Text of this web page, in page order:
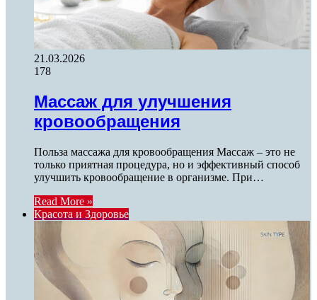
21.03.2026
178
Массаж для улучшения
кровообращения
Польза массажа для кровообращения Массаж – это не
только приятная процедура, но и эффективный способ
улучшить кровообращение в организме. При…
Read More »
Красота и Здоровье